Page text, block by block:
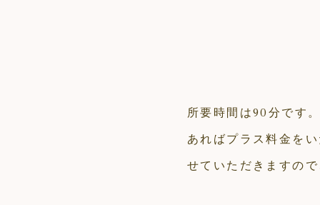
所要時間は90分です
あればプラス料金を
せていただきますの